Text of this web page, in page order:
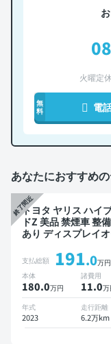
火曜定
無
料
電
あなたにおすすめ
終了間近
トヨタ ヤリス ハイ
ドZ 美品 禁煙車 整
あり ディスプレイ
ンドスポットモニタ
トクルーズ スマート
ETC バックモニター
イブレコーダー 衝突
支払総額 191.0万円
本体
180.0万円
諸費用
11.0万
年式
2023
走行距離
6.2万km